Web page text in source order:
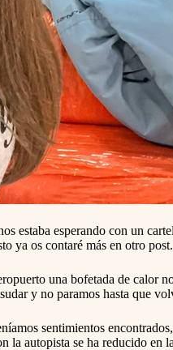
estaba esperando con un
ya os contaré más en otro post.
una bofetada de calor
y no paramos hasta que
sentimientos
la autopista se ha reducido